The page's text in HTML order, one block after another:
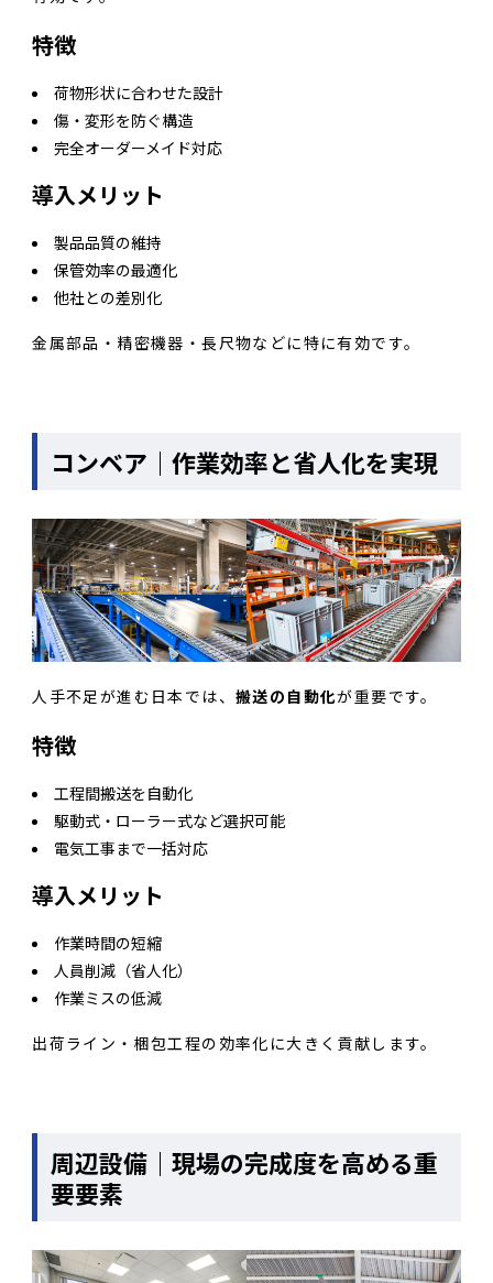
特徴
荷物形状に合わせた設計
傷・変形を防ぐ構造
完全オーダーメイド対応
導入メリット
製品品質の維持
保管効率の最適化
他社との差別化
金属部品・精密機器・長尺物などに特に有効です。
コンベア｜作業効率と省人化を実現
人手不足が進む日本では、 搬送の自動化が重要です。
特徴
工程間搬送を自動化
駆動式・ローラー式など選択可能
電気工事まで一括対応
導入メリット
作業時間の短縮
人員削減（省人化）
作業ミスの低減
出荷ライン・梱包工程の効率化に大きく貢献します。
周辺設備｜現場の完成度を高める重
要要素